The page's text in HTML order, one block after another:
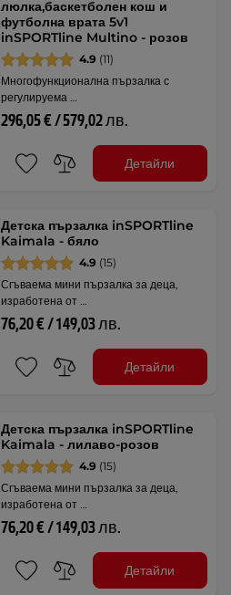
люлка,баскетболен кош и
футболна врата 5v1
inSPORTline Multino - розов
4.9 (11)
Многофункционална пързалка с
регулируема …
296,05 € / 579,02 лв.
Детайли
Детска пързалка inSPORTline
Kaimala - бяло
4.9 (15)
Сгъваема мини пързалка за деца,
изработена от …
76,20 € / 149,03 лв.
Детайли
Детска пързалка inSPORTline
Kaimala - лилаво-розов
4.9 (15)
Сгъваема мини пързалка за деца,
изработена от …
76,20 € / 149,03 лв.
Детайли